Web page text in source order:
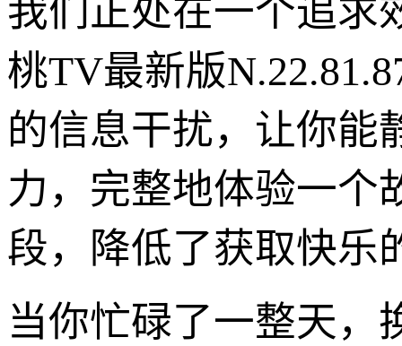
我们正处在一个追求
桃TV最新版
的信息干扰，让你能
力，完整地体验一个
段，降低了获取快乐
当你忙碌了一整天，